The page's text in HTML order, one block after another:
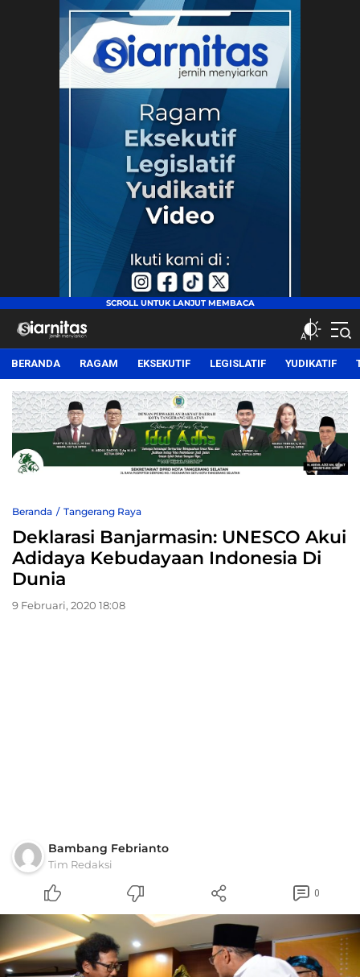
siarnitas
Jernih Menyiarkan
BERANDA RAGAM EKSEKUTIF LEGISLATIF YUDIKATIF
Beranda Tangerang Raya
Deklarasi Banjarmasin: UNESCO Akui
Adidaya Kebudayaan Indonesia Di
Dunia
9 Februari, 2020 18:08
Bambang Febrianto
Tim Redaksi
0